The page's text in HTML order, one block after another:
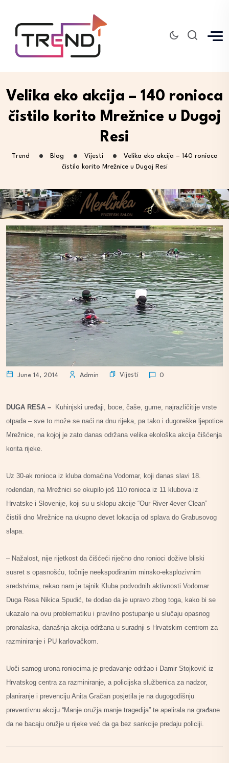
Velika eko akcija – 140 ronioca
čistilo korito Mrežnice u Dugoj
Resi
Trend Blog Vijesti
Velika eko akcija – 140 ronioca
čistilo korito Mrežnice u Dugoj Resi
June 14, 2014 Admin Vijesti 0
DUGA RESA – Kuhinjski uređaji, boce, čaše, gume, najrazličitije vrste
otpada – sve to može se naći na dnu rijeka, pa tako i dugoreške ljepotice
Mrežnice, na kojoj je zato danas održana velika ekološka akcija čišćenja
korita rijeke.
Uz 30-ak ronioca iz kluba domaćina Vodomar, koji danas slavi 18.
rođendan, na Mrežnici se okupilo još 110 ronioca iz 11 klubova iz
Hrvatske i Slovenije, koji su u sklopu akcije “Our River 4ever Clean”
čistili dno Mrežnice na ukupno devet lokacija od splava do Grabusovog
slapa.
– Nažalost, nije rijetkost da čišćeći riječno dno ronioci dožive bliski
susret s opasnošću, točnije neekspodiranim minsko-eksplozivnim
sredstvima, rekao nam je tajnik Kluba podvodnih aktivnosti Vodomar
Duga Resa Nikica Spudić, te dodao da je upravo zbog toga, kako bi se
ukazalo na ovu problematiku i pravilno postupanje u slučaju opasnog
pronalaska, današnja akcija održana u suradnji s Hrvatskim centrom za
razminiranje i PU karlovačkom.
Uoči samog urona roniocima je predavanje održao i Damir Stojković iz
Hrvatskog centra za razminiranje, a policijska službenica za nadzor,
planiranje i prevenciju Anita Gračan posjetila je na dugogodišnju
preventivnu akciju “Manje oružja manje tragedija” te apelirala na građane
da ne bacaju oružje u rijeke već da ga bez sankcije predaju policiji.